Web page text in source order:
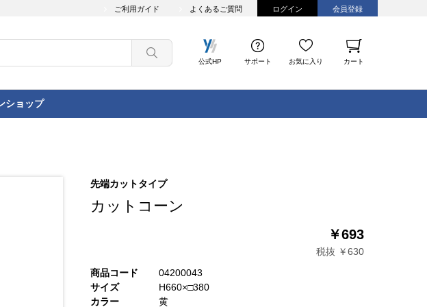
ご利用ガイド よくあるご質問 ログイン 会員登録
公式HP サポート お気に入り カート
ショップ
先端カットタイプ
カットコーン
￥693
税抜 ￥630
商品コード
04200043
サイズ
H660×□380
カラー
黄